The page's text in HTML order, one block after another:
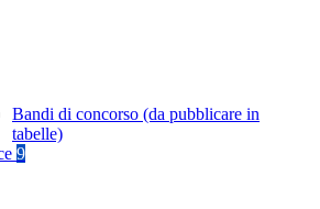
Bandi di concorso (da pubblicare in
tabelle)
9